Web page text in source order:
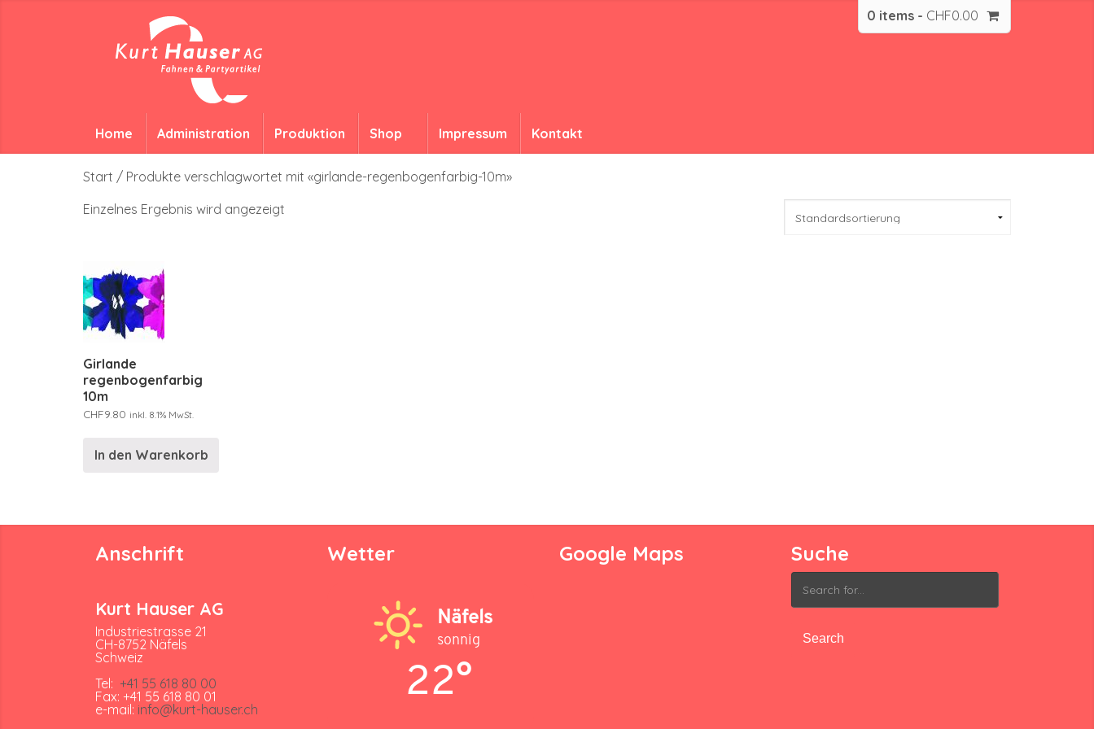
0 items - CHF0.00
Home Administration Produktion Shop Impressum Kontakt
Start / Produkte verschlagwortet mit «girlande-regenbogenfarbig-10m»
Einzelnes Ergebnis wird angezeigt
Girlande
regenbogenfarbig
10m
CHF9.80 inkl. 8.1% MwSt.
In den Warenkorb
Anschrift
Kurt Hauser AG
Industriestrasse 21
CH-8752 Näfels
Schweiz
Tel: +41 55 618 80 00
Fax: +41 55 618 80 01
e-mail: info@kurt-hauser.ch
Wetter
Näfels
sonnig
22°
Google Maps Suche
Search
for: